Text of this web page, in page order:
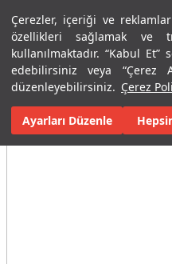
Çerezler, içeriği ve
özellikleri sağlamak ve
kullanılmaktadır. “Kabul
edebilirsiniz veya “Çerez
düzenleyebilirsiniz. Çerez
Ayarları Düzenle
Menü
Ana Sayfa Karolar
Tüm Görseller(1)